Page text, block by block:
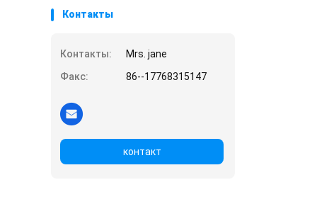
Контакты
Контакты:
Mrs. jane
Факс:
86--17768315147
контакт